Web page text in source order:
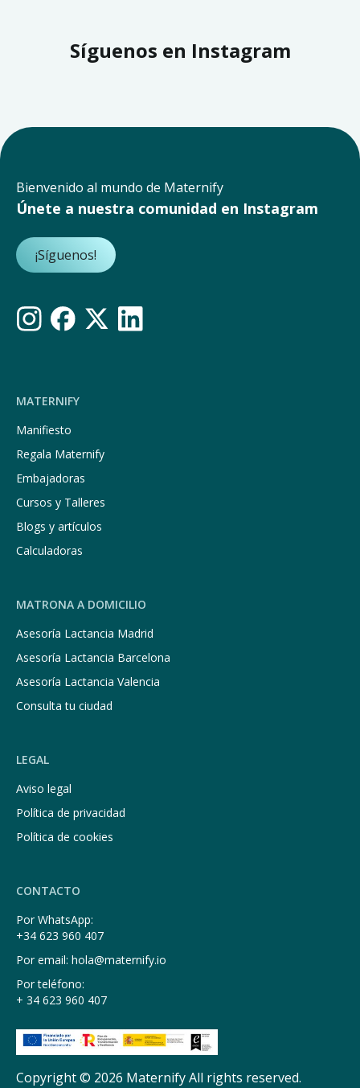
Síguenos en Instagram
Bienvenido al mundo de Maternify
Únete a nuestra comunidad en Instagram
¡Síguenos!
MATERNIFY
Manifiesto
Regala Maternify
Embajadoras
Cursos y Talleres
Blogs y artículos
Calculadoras
MATRONA A DOMICILIO
Asesoría Lactancia Madrid
Asesoría Lactancia Barcelona
Asesoría Lactancia Valencia
Consulta tu ciudad
LEGAL
Aviso legal
Política de privacidad
Política de cookies
CONTACTO
Por WhatsApp:
+34 623 960 407
Por email: hola@maternify.io
Por teléfono:
+ 34 623 960 407
Copyright © 2026 Maternify All rights reserved.